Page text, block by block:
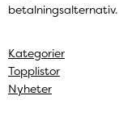
betalningsalternativ.
Kategorier
Topplistor
Nyheter